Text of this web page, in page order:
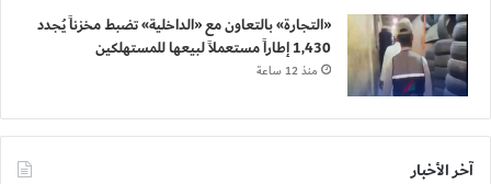
«التجارة» بالتعاون مع «الداخلية» تضبط مخزناً يُجدد
1,430 إطاراً مستعملاً لبيعها للمستهلكين
منذ 12 ساعة
آخر الأخبار